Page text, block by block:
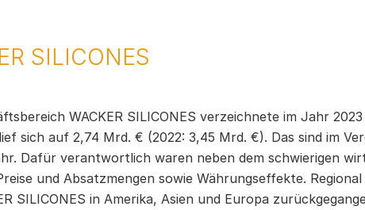
SILICONES
WACKER SILICONES verzeichnete im Jahr
sich auf 2,74 Mrd. € (2022: 3,45 Mrd. €). Das sind im
Dafür verantwortlich waren neben dem schwierigen
und Absatzmengen sowie Währungseffekte.
SILICONES in Amerika, Asien und Europa